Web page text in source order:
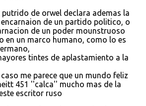
de orwel declara ademas la
de un partido politico, o
de un poder mounstruoso
en un marco humano, como lo es
tintes de aplastamiento a la
me parece que un mundo feliz
451 ''calca'' mucho mas de la
escritor ruso